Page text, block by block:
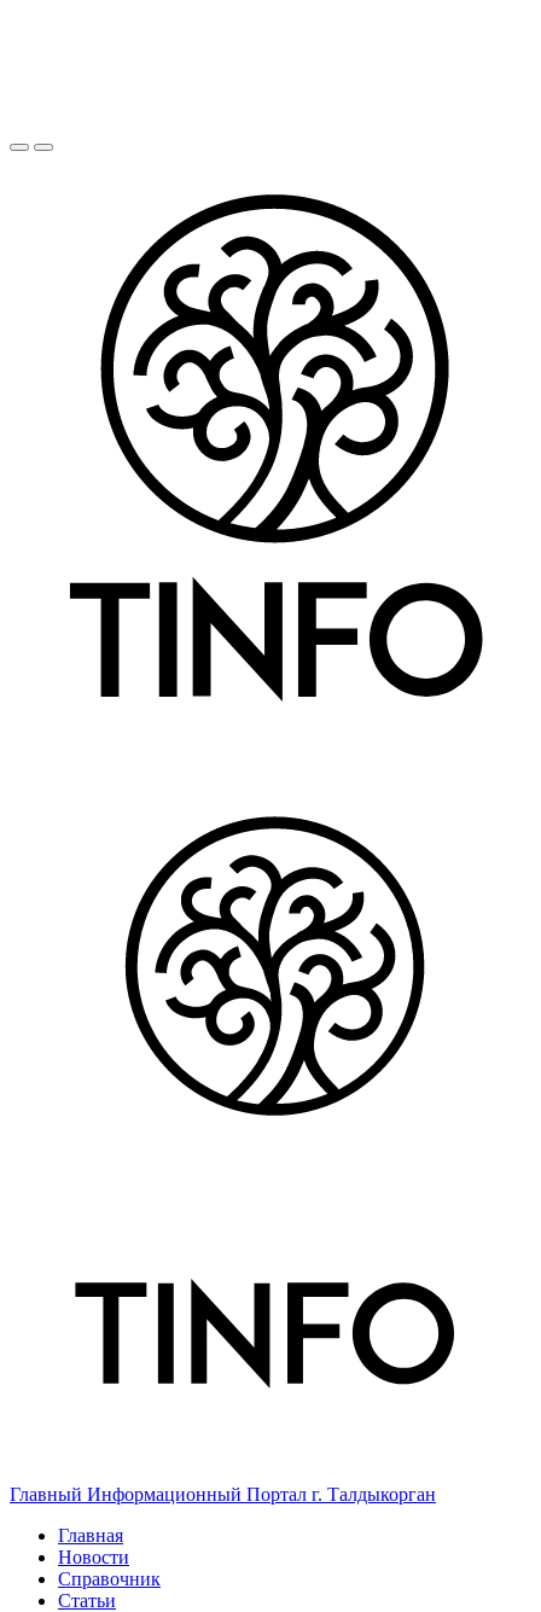
Главный Информационный Портал г. Талдыкорган
Главная
Новости
Справочник
Статьи